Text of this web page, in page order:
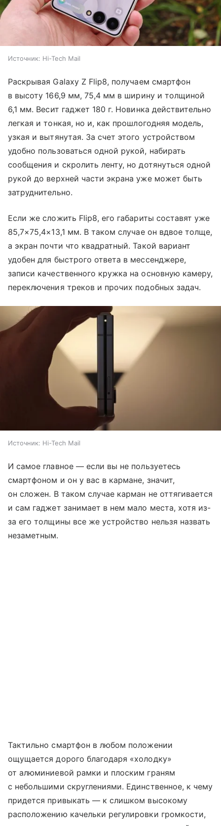
Источник: Hi-Tech Mail
Раскрывая Galaxy Z Flip8, получаем смартфон
в высоту 166,9 мм, 75,4 мм в ширину и толщиной
6,1 мм. Весит гаджет 180 г. Новинка действительно
легкая и тонкая, но и, как прошлогодняя модель,
узкая и вытянутая. За счет этого устройством
удобно пользоваться одной рукой, набирать
сообщения и скролить ленту, но дотянуться одной
рукой до верхней части экрана уже может быть
затруднительно.
Если же сложить Flip8, его габариты составят уже
85,7×75,4×13,1 мм. В таком случае он вдвое толще,
а экран почти что квадратный. Такой вариант
удобен для быстрого ответа в мессенджере,
записи качественного кружка на основную камеру,
переключения треков и прочих подобных задач.
Источник: Hi-Tech Mail
И самое главное — если вы не пользуетесь
смартфоном и он у вас в кармане, значит,
он сложен. В таком случае карман не оттягивается
и сам гаджет занимает в нем мало места, хотя из-
за его толщины все же устройство нельзя назвать
незаметным.
Тактильно смартфон в любом положении
ощущается дорого благодаря «холодку»
от алюминиевой рамки и плоским граням
с небольшими скруглениями. Единственное, к чему
придется привыкать — к слишком высокому
расположению качельки регулировки громкости,